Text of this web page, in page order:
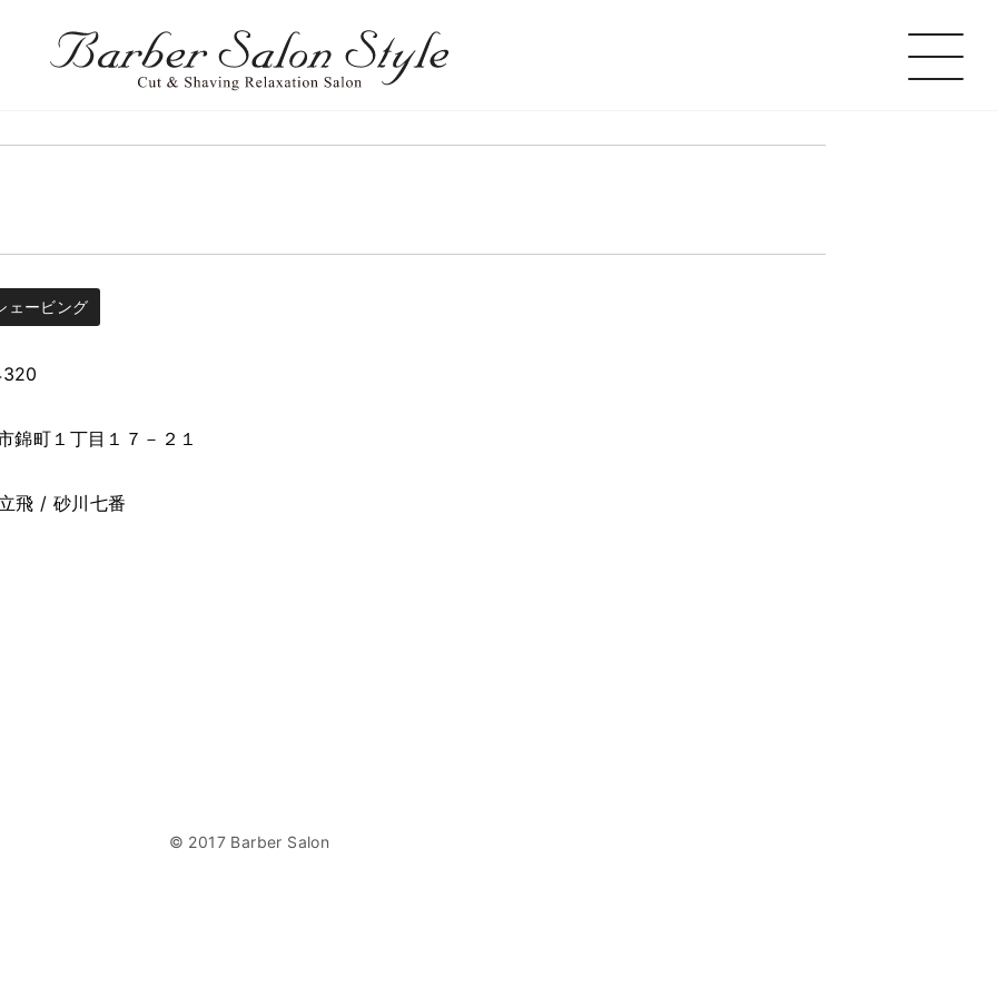
ェービング
錦町１丁目１７－２１
飛 / 砂川七番
© 2017 Barber Salon